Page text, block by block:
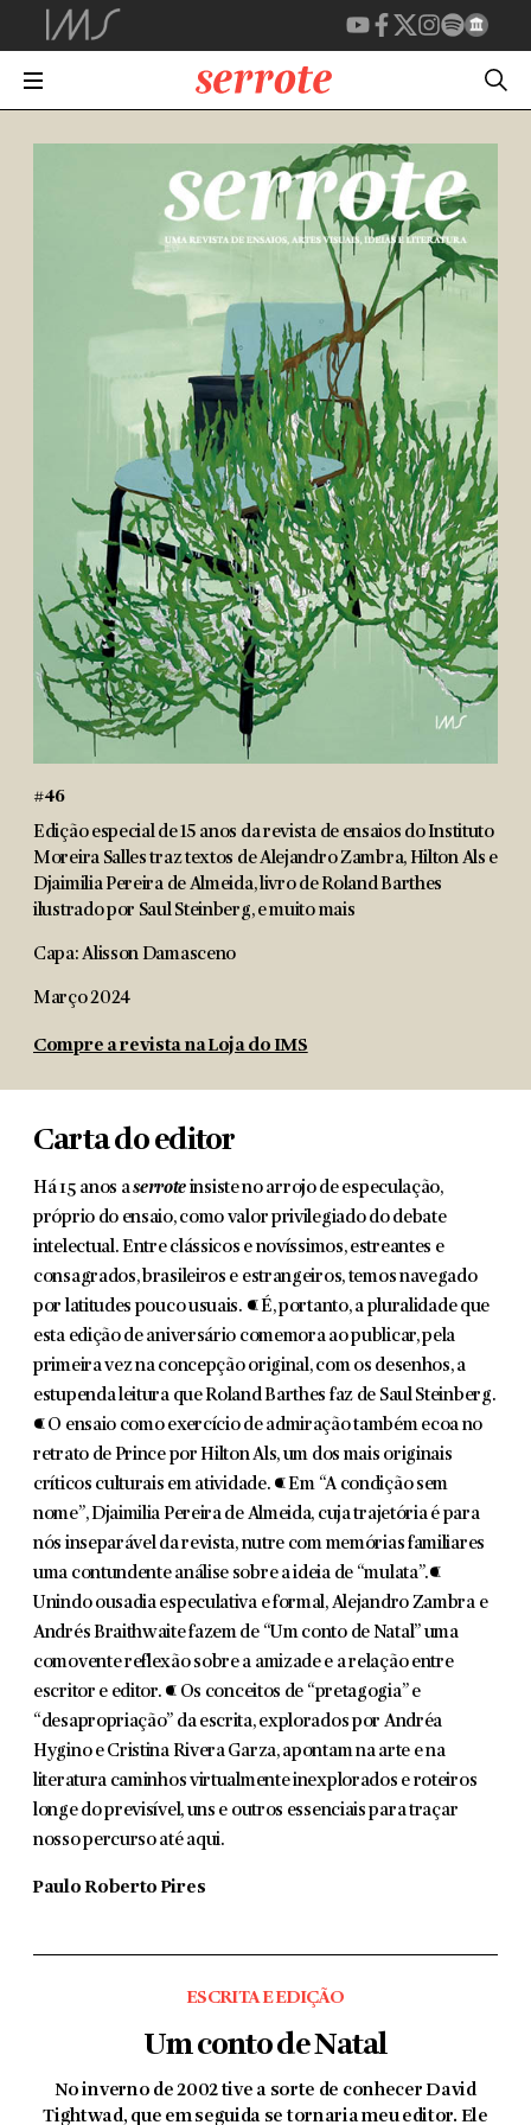
#46
Edição especial de 15 anos da revista de ensaios do Instituto
Moreira Salles traz textos de Alejandro Zambra, Hilton Als e
Djaimilia Pereira de Almeida, livro de Roland Barthes
ilustrado por Saul Steinberg, e muito mais
Capa: Alisson Damasceno
Março 2024
Compre a revista na Loja do IMS
Carta do editor
Há 15 anos aserrote insiste no arrojo de especulação,
próprio do ensaio, como valor privilegiado do debate
intelectual. Entre clássicos e novíssimos, estreantes e
consagrados, brasileiros e estrangeiros, temos navegado
por latitudes pouco usuais. ¶ É, portanto, a pluralidade que
esta edição de aniversário comemora ao publicar, pela
primeira vez na concepção original, com os desenhos, a
estupenda leitura que Roland Barthes faz de Saul Steinberg.
¶ O ensaio como exercício de admiração também ecoa no
retrato de Prince por Hilton Als, um dos mais originais
críticos culturais em atividade. ¶ Em “A condição sem
nome”, Djaimilia Pereira de Almeida, cuja trajetória é para
nós inseparável da revista, nutre com memórias familiares
uma contundente análise sobre a ideia de “mulata”.¶
Unindo ousadia especulativa e formal, Alejandro Zambra e
Andrés Braithwaite fazem de “Um conto de Natal” uma
comovente reflexão sobre a amizade e a relação entre
escritor e editor. ¶ Os conceitos de “pretagogia” e
“desapropriação” da escrita, explorados por Andréa
Hygino e Cristina Rivera Garza, apontam na arte e na
literatura caminhos virtualmente inexplorados e roteiros
longe do previsível, uns e outros essenciais para traçar
nosso percurso até aqui.
Paulo Roberto Pires
ESCRITA E EDIÇÃO
Um conto de Natal
No inverno de 2002 tive a sorte de conhecer David
Tightwad, que em seguida se tornaria meu editor. Ele